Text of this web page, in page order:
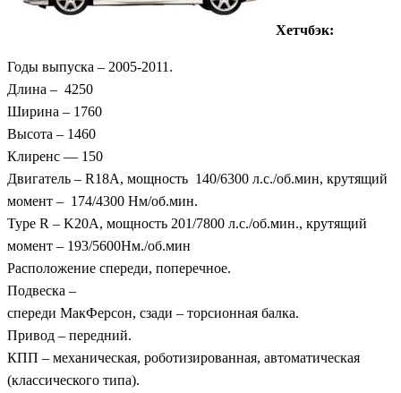
Хетчбэк:
Годы выпуска – 2005-2011.
Длина – 4250
Ширина – 1760
Высота – 1460
Клиренс — 150
Двигатель – R18A, мощность 140/6300 л.с./об.мин, крутящий
момент – 174/4300 Нм/об.мин.
Type R – K20A, мощность 201/7800 л.с./об.мин., крутящий
момент – 193/5600Нм./об.мин
Расположение спереди, поперечное.
Подвеска –
спереди МакФерсон, сзади – торсионная балка.
Привод – передний.
КПП – механическая, роботизированная, автоматическая
(классического типа).